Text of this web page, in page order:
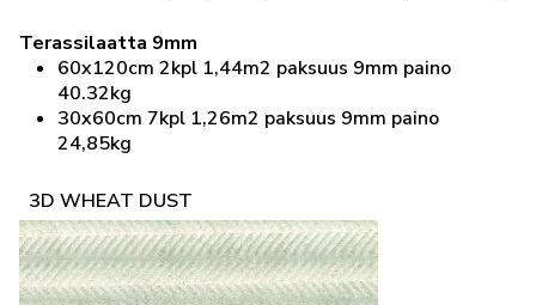
Terassilaatta 9mm
60x120cm 2kpl 1,44m2 paksuus 9mm paino
40.32kg
30x60cm 7kpl 1,26m2 paksuus 9mm paino
24,85kg
3D WHEAT DUST